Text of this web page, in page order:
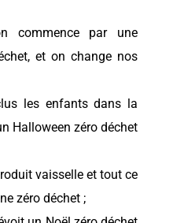
commence par une
et on change nos
les enfants dans la
Halloween zéro déchet
vaisselle et tout ce
zéro déchet ;